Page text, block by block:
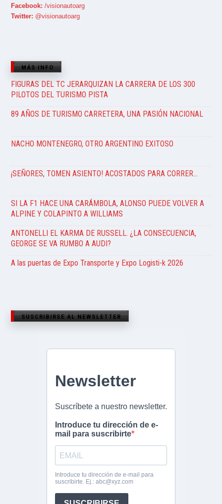
Facebook: /visionautoarg
Twitter: @visionautoarg
MÁS INFO
FIGURAS DEL TC JERARQUIZAN LA CARRERA DE LOS 300
PILOTOS DEL TURISMO PISTA
89 AÑOS DE TURISMO CARRETERA, UNA PASIÓN NACIONAL
NACHO MONTENEGRO, OTRO ARGENTINO EXITOSO
¡SEÑORES, TOMEN ASIENTO! ACOSTADOS PARA CORRER…
SI LA F1 HACE UNA CARÁMBOLA, ALONSO PUEDE VOLVER A
ALPINE Y COLAPINTO A WILLIAMS
ANTONELLI EL KARMA DE RUSSELL. ¿LA CONSECUENCIA,
GEORGE SE VA RUMBO A AUDI?
A las puertas de Expo Transporte y Expo Logisti-k 2026
SUSCRIBIRSE AL NEWSLETTER